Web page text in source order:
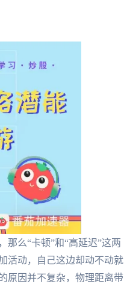
么“卡顿”和“高延迟”这两
活动，自己这边却动不动就
原因并不复杂，物理距离带